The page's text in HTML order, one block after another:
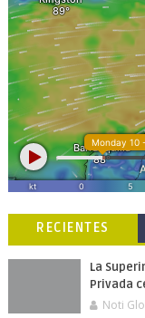
RECIENTES
La
Privada
Noti